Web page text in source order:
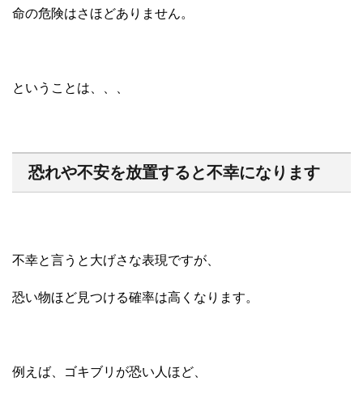
命の危険はさほどありません。
ということは、、、
恐れや不安を放置すると不幸になります
不幸と言うと大げさな表現ですが、
恐い物ほど見つける確率は高くなります。
例えば、ゴキブリが恐い人ほど、